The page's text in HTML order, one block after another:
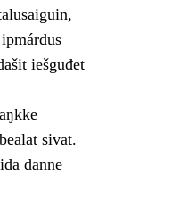
iešguđet
sivat.
danne